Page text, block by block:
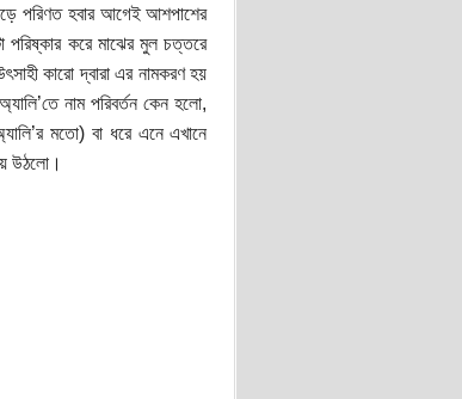
পরিণত হবার আগেই আশপাশের
পরিষ্কার করে মাঝের মুল চত্তরে
কারো দ্বারা এর নামকরণ হয়
নাম পরিবর্তন কেন হলো,
মতো) বা ধরে এনে এখানে
উঠলো।